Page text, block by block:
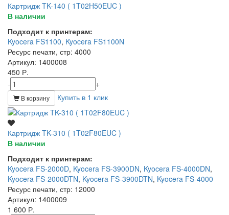
Картридж TK-140 ( 1T02H50EUC )
В наличии
Подходит к принтерам:
Kyocera FS1100, Kyocera FS1100N
Ресурс печати, стр: 4000
Артикул: 1400008
450 Р.
-
+
В корзину Купить в 1 клик
Картридж TK-310 ( 1T02F80EUC )
В наличии
Подходит к принтерам:
Kyocera FS-2000D, Kyocera FS-3900DN, Kyocera FS-4000DN,
Kyocera FS-2000DTN, Kyocera FS-3900DTN, Kyocera FS-4000
Ресурс печати, стр: 12000
Артикул: 1400009
1 600 Р.